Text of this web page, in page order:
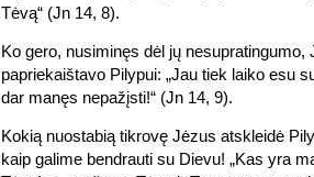
Tėvą“ (Jn 14, 8).
Ko gero, nusiminęs dėl jų nesupratingumo,
papriekaištavo Pilypui: „Jau tiek laiko esu
dar manęs nepažįsti!“ (Jn 14, 9).
Kokią nuostabią tikrovę Jėzus atskleidė
kaip galime bendrauti su Dievu! „Kas yra